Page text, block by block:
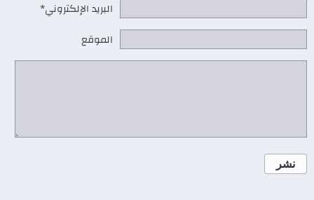
البريد الإلكتروني*
الموقع
نشر